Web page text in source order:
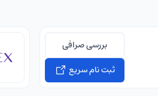
بررسی صرافی
ثبت نام سریع